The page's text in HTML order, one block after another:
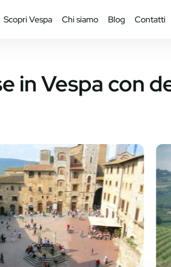
Scopri Vespa Chi siamo Blog Contatti
in Vespa con